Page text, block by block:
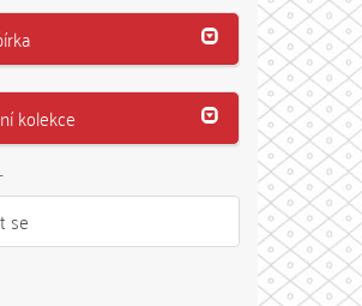
kolekce
se